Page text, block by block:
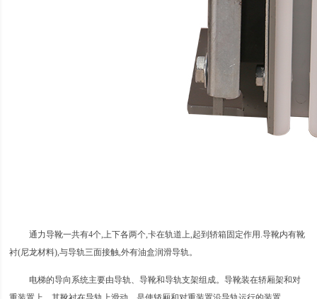
通力导靴一共有4个,上下各两个,卡在轨道上,起到轿箱固定作用.导靴内有靴
衬(尼龙材料),与导轨三面接触,外有油盒润滑导轨。
电梯的导向系统主要由导轨、导靴和导轨支架组成。导靴装在轿厢架和对